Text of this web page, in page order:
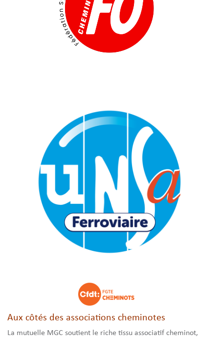
Aux côtés des associations cheminotes
La mutuelle MGC soutient le riche tissu associatif cheminot,